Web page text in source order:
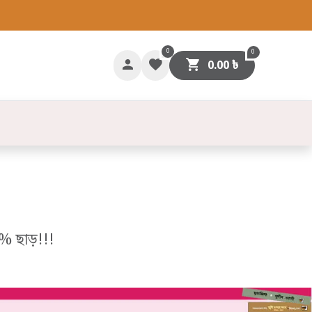
0 0
0.00৳
ছাড়!!!